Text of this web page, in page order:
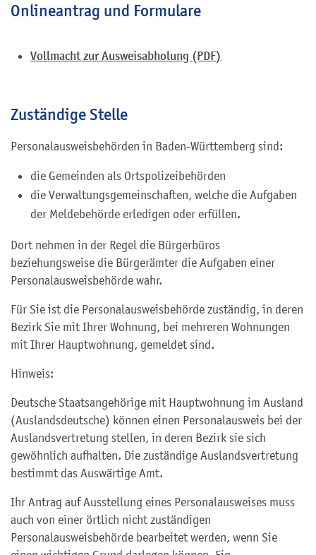
Onlineantrag und Formulare
Vollmacht zur Ausweisabholung (PDF)
Zuständige Stelle
Personalausweisbehörden in Baden-Württemberg sind:
die Gemeinden als Ortspolizeibehörden
die Verwaltungsgemeinschaften, welche die Aufgaben
der Meldebehörde erledigen oder erfüllen.
Dort nehmen in der Regel die Bürgerbüros
beziehungsweise die Bürgerämter die Aufgaben einer
Personalausweisbehörde wahr.
Für Sie ist die Personalausweisbehörde zuständig, in deren
Bezirk Sie mit Ihrer Wohnung, bei mehreren Wohnungen
mit Ihrer Hauptwohnung, gemeldet sind.
Hinweis:
Deutsche Staatsangehörige mit Hauptwohnung im Ausland
(Auslandsdeutsche) können einen Personalausweis bei der
Auslandsvertretung stellen, in deren Bezirk sie sich
gewöhnlich aufhalten. Die zuständige Auslandsvertretung
bestimmt das Auswärtige Amt.
Ihr Antrag auf Ausstellung eines Personalausweises muss
auch von einer örtlich nicht zuständigen
Personalausweisbehörde bearbeitet werden, wenn Sie